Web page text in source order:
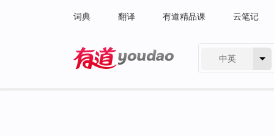
词典 翻译 有道精品课 云笔记
中英